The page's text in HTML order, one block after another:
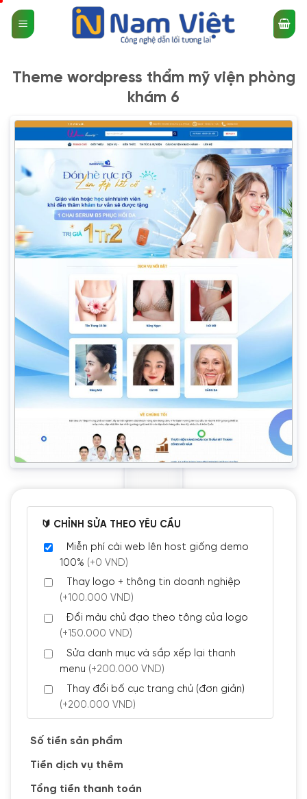
qua
nội
Theme wordpress thẩm mỹ viện phòng
khám 6
🔰 CHỈNH SỬA THEO YÊU CẦU
Miễn phí cài web lên host giống demo
100% (+0 VND)
Thay logo + thông tin doanh nghiệp
(+100.000 VND)
Đổi màu chủ đạo theo tông của logo
(+150.000 VND)
Sửa danh mục và sắp xếp lại thanh
menu (+200.000 VND)
Thay đổi bố cục trang chủ (đơn giản)
(+200.000 VND)
(+300.000 VND)
🔰 CÀI ĐẶT PLUGINS
Cài đặt plugin theo yêu cầu
Số tiền sản phẩm
Tiền dịch vụ thêm
Tổng tiền thanh toán